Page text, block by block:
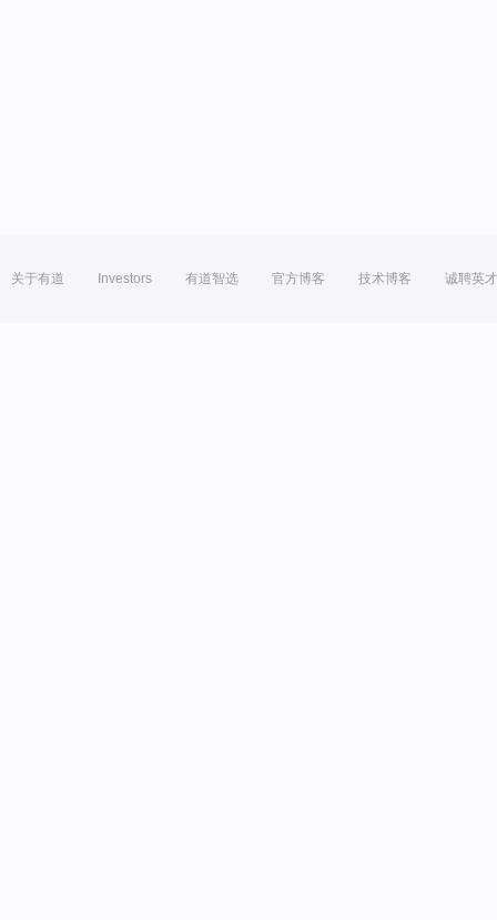
关于有道 Investors 有道智选 官方博客 技术博客 诚聘英才